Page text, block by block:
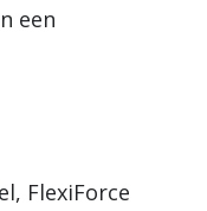
een
FlexiForce